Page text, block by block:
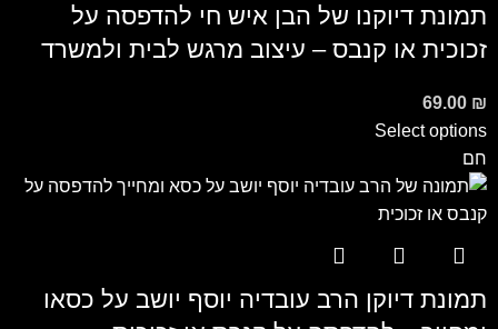
תמונת דיוקנו של הבן איש חי להדפסה על
זכוכית או קנבס – עיצוב מרגש לבית ולמשרד
69.00 ₪
Select options
חם
תמונת דיוקן הרב עובדיה יוסף יושב על כסאו